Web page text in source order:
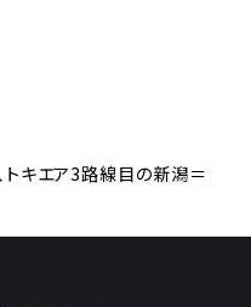
キエア3路線目の新潟＝